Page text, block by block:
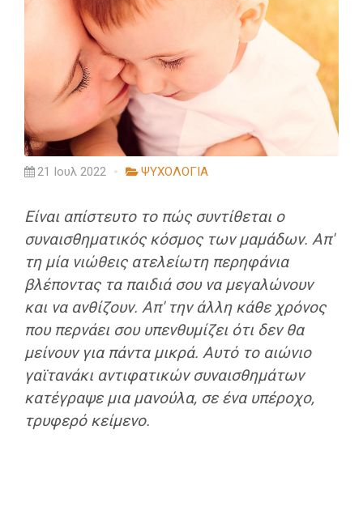
21 Ιουλ 2022 ΨΥΧΟΛΟΓΙΑ
Είναι απίστευτο το πώς συντίθεται ο
συναισθηματικός κόσμος των μαμάδων. Απ'
τη μία νιώθεις ατελείωτη περηφάνια
βλέποντας τα παιδιά σου να μεγαλώνουν
και να ανθίζουν. Απ' την άλλη κάθε χρόνος
που περνάει σου υπενθυμίζει ότι δεν θα
μείνουν για πάντα μικρά. Αυτό το αιώνιο
γαϊτανάκι αντιφατικών συναισθημάτων
κατέγραψε μια μανούλα, σε ένα υπέροχο,
τρυφερό κείμενο.